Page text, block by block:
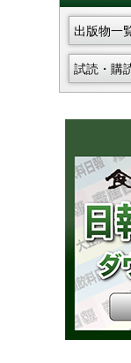
出版物一
試読・購